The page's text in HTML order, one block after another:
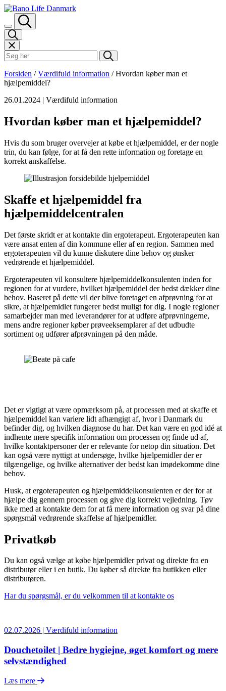
Spring til indhold
Søk i Bano Life
Forsiden /Værdifuld information /Hvordan køber man et
hjælpemiddel?
26.01.2024 | Værdifuld information
Hvordan køber man et hjælpemiddel?
Hvis du som bruger overvejer at købe et hjælpemiddel, er der nogle
trin, du kan følge, for at få den rette information og foretage en
korrekt anskaffelse.
Skaffe et hjælpemiddel fra
hjælpemiddelcentralen
Det første skridt er at kontakte din ergoterapeut. Ergoterapeuten kan
være ansat enten af din kommune eller af en region. Sammen med
ergoterapeuten vil du kunne diskutere dine behov og ønsker
vedrørende et hjælpemiddel.
Ergoterapeuten vil konsultere hjælpemiddelkonsulenten inden for
regionen for at vurdere, hvilket hjælpemiddel der bedst dækker dine
behov. Baseret på dette vil der blive foretaget en afprøvning for at
sikre, at hjælpemidlet fungerer bedst muligt for dig. I nogle regioner
samarbejder man med leverandører for at udføre afprøvningerne,
mens andre regioner køber prøveeksemplarer af det udbudte
sortiment og udfører afprøvningen på den måde.
Det er vigtigt at være opmærksom på, at processen med at skaffe et
hjælpemiddel kan variere lidt afhængigt af, hvor i Danmark du
befinder dig, og hvilken diagnose du har. Det kan være en god idé at
indhente mere specifik information om processen og finde ud af,
hvilke kontaktpersoner der er relevante for netop din situation. Det
kan også være nyttigt at undersøge, hvilke hjælpemidler der er
tilgængelige, og hvilke alternativer der bedst kan imødekomme dine
behov.
Husk, at ergoterapeuten og hjælpemiddelkonsulenten er der for at
hjælpe dig gennem processen og give dig korrekt vejledning. Tøv
ikke med at kontakte dem for at få mere information og svar på dine
spørgsmål vedrørende skaffelse af hjælpemidler.
Privatkøb
Du kan også vælge at købe hjælpemidler privat og direkte fra en
distributør eller i en butik. Du køber så direkte fra butikken eller
distributøren.
Har du spørgsmål, er du velkommen til at kontakte os
02.07.2026 | Værdifuld information
Douchetoilet | Bedre hygiejne, øget komfort og mere
selvstændighed
Læs mere